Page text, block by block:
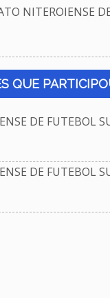
NITEROIENSE
QUE
DE FUTEBOL
DE FUTEBOL